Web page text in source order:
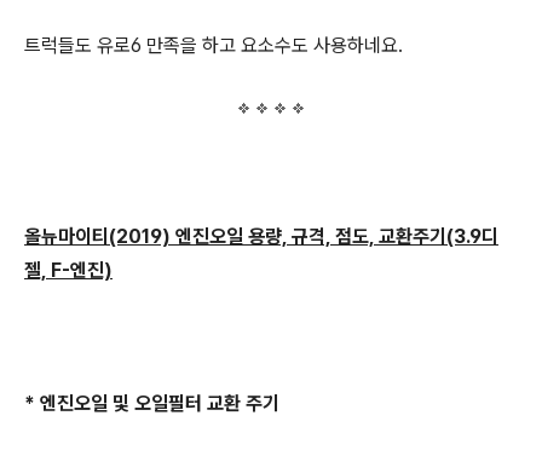
트럭들도 유로6 만족을 하고 요소수도 사용하네요.
올뉴마이티(2019) 엔진오일 용량, 규격, 점도, 교환주기(3.9디
젤, F-엔진)
* 엔진오일 및 오일필터 교환 주기